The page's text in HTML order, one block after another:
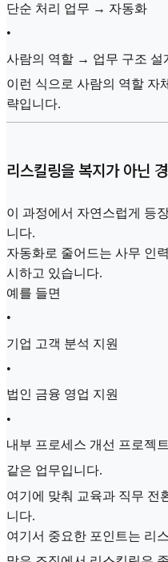
단순 처리 업무 → 자동화
•
사람의 역할 → 업무 구조 설
이런 식으로 사람의 역할 자
략입니다.
리스킬링을 복지가 아닌
이 과정에서 자연스럽게 등
니다.
자동화로 줄어드는 사무 인
시하고 있습니다.
예를 들면
•
기업 고객 분석 지원
•
법인 금융 영업 지원
•
내부 프로세스 개선 프로젝트
같은 업무입니다.
여기에 맞춰 교육과 직무 전
니다.
여기서 중요한 포인트는 리